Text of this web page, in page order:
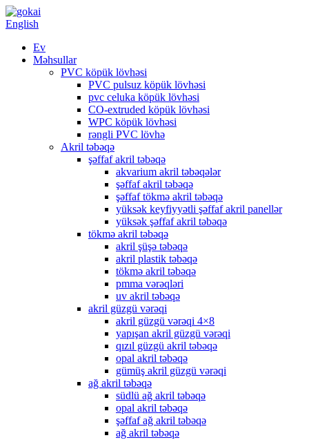
English
Ev
Məhsullar
PVC köpük lövhəsi
PVC pulsuz köpük lövhəsi
pvc celuka köpük lövhəsi
CO-extruded köpük lövhəsi
WPC köpük lövhəsi
rəngli PVC lövhə
Akril təbəqə
şəffaf akril təbəqə
akvarium akril təbəqələr
şəffaf akril təbəqə
şəffaf tökmə akril təbəqə
yüksək keyfiyyətli şəffaf akril panellər
yüksək şəffaf akril təbəqə
tökmə akril təbəqə
akril şüşə təbəqə
akril plastik təbəqə
tökmə akril təbəqə
pmma vərəqləri
uv akril təbəqə
akril güzgü vərəqi
akril güzgü vərəqi 4×8
yapışan akril güzgü vərəqi
qızıl güzgü akril təbəqə
opal akril təbəqə
gümüş akril güzgü vərəqi
ağ akril təbəqə
südlü ağ akril təbəqə
opal akril təbəqə
şəffaf ağ akril təbəqə
ağ akril təbəqə